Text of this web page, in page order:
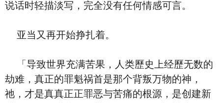
说话时轻描淡写，完全没有任何情感可言。
亚当又再开始挣扎着。
「导致世界充满苦果，人类歷史上经歷无数的
劫难，真正的罪魁祸首是那个背叛万物的神，
祂，才是真真正正罪恶与苦痛的根源，是创建新